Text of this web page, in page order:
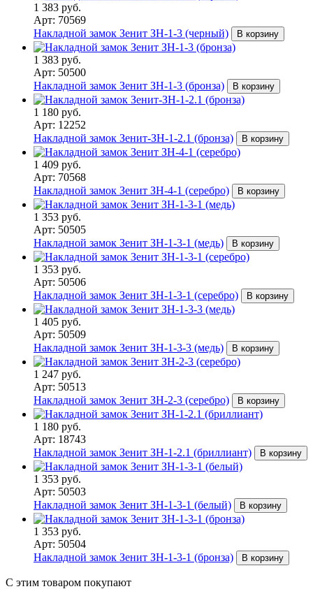
1 383 руб.
Арт: 70569
Накладной замок Зенит ЗН-1-3 (черный)
В корзину
1 383 руб.
Арт: 50500
Накладной замок Зенит ЗН-1-3 (бронза)
В корзину
1 180 руб.
Арт: 12252
Накладной замок Зенит-ЗН-1-2.1 (бронза)
В корзину
1 409 руб.
Арт: 70568
Накладной замок Зенит ЗН-4-1 (серебро)
В корзину
1 353 руб.
Арт: 50505
Накладной замок Зенит ЗН-1-3-1 (медь)
В корзину
1 353 руб.
Арт: 50506
Накладной замок Зенит ЗН-1-3-1 (серебро)
В корзину
1 405 руб.
Арт: 50509
Накладной замок Зенит ЗН-1-3-3 (медь)
В корзину
1 247 руб.
Арт: 50513
Накладной замок Зенит ЗН-2-3 (серебро)
В корзину
1 180 руб.
Арт: 18743
Накладной замок Зенит ЗН-1-2.1 (бриллиант)
В корзину
1 353 руб.
Арт: 50503
Накладной замок Зенит ЗН-1-3-1 (белый)
В корзину
1 353 руб.
Арт: 50504
Накладной замок Зенит ЗН-1-3-1 (бронза)
В корзину
С этим товаром покупают